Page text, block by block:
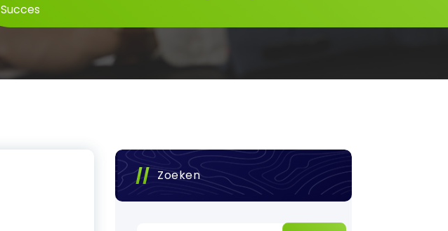
Succes
Zoeken